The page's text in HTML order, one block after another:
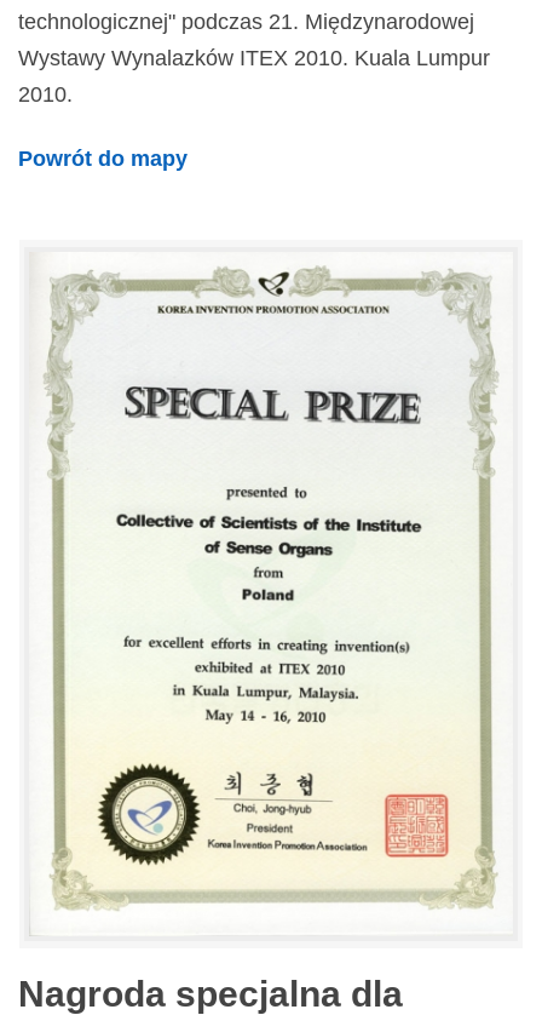
technologicznej" podczas 21. Międzynarodowej
Wystawy Wynalazków ITEX 2010. Kuala Lumpur
2010.
Powrót do mapy
Nagroda specjalna dla